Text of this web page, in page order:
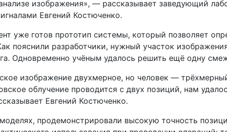
изображения», — рассказывает заведующий
Евгений Костюченко.
уже готов прототип системы, который позволяет
пояснили разработчики, нужный участок
Одновременно учёным удалось решить ещё одну
изображение двухмерное, но человек —
облучение проводится с двух позиций, нам
Евгений Костюченко.
продемонстрировали высокую точность